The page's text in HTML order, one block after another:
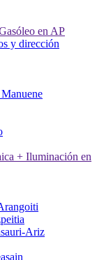
en AP
y dirección
+ Iluminación en
Ariz